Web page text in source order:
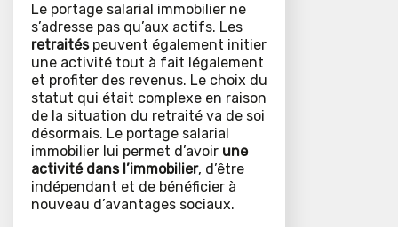
Le portage salarial immobilier ne
s’adresse pas qu’aux actifs. Les
retraitéspeuvent également initier
une activité tout à fait légalement
et profiter des revenus. Le choix du
statut qui était complexe en raison
de la situation du retraité va de soi
désormais. Le portage salarial
immobilier lui permet d’avoir une
activité dans l’immobilier, d’être
indépendant et de bénéficier à
nouveau d’avantages sociaux.